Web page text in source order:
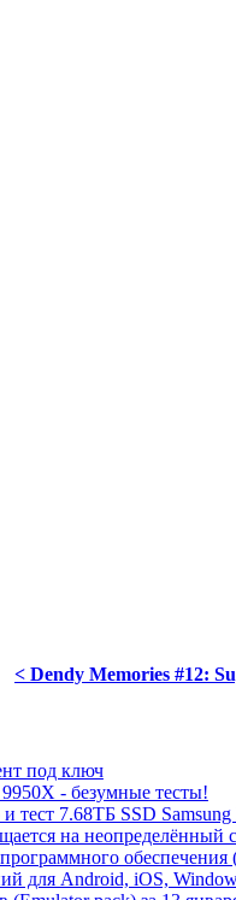
< Dendy Memories #12:
под ключ
- безумные тесты!
тест 7.68ТБ SSD
на неопределённый
для Android, iOS,